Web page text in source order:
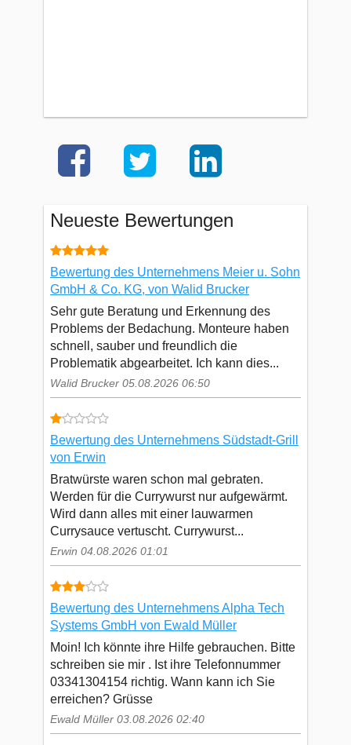
Neueste Bewertungen
Bewertung des Unternehmens Meier u. Sohn
GmbH & Co. KG, von Walid Brucker
Sehr gute Beratung und Erkennung des
Problems der Bedachung. Monteure haben
schnell, sauber und freundlich die
Problematik abgearbeitet. Ich kann dies...
Walid Brucker 05.08.2026 06:50
Bewertung des Unternehmens Südstadt-Grill
von Erwin
Bratwürste waren schon mal gebraten.
Werden für die Currywurst nur aufgewärmt.
Wird dann alles mit einer lauwarmen
Currysauce vertuscht. Currywurst...
Erwin 04.08.2026 01:01
Bewertung des Unternehmens Alpha Tech
Systems GmbH von Ewald Müller
Moin! Ich könnte ihre Hilfe gebrauchen. Bitte
schreiben sie mir . Ist ihre Telefonnummer
03341304154 richtig. Wann kann ich Sie
erreichen? Grüsse
Ewald Müller 03.08.2026 02:40